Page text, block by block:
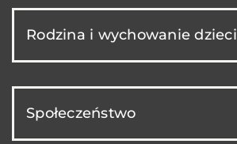
Rodzina i wychowanie dzieci
Społeczeństwo